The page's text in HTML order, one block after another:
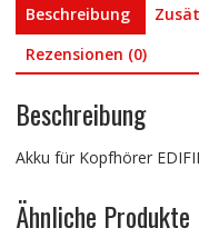
Beschreibung
Rezensionen (0)
Beschreibung
Akku für Kopfhörer
Ähnliche Produkte